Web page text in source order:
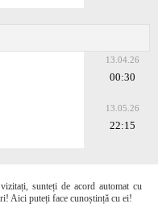
13.04.26
00:30
13.05.26
22:15
sunteți de acord automat cu
Aici puteți face cunoștință cu ei!